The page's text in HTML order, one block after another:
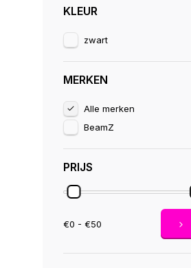
KLEUR
zwart
MERKEN
Alle merken
BeamZ
PRIJS
€0 - €50